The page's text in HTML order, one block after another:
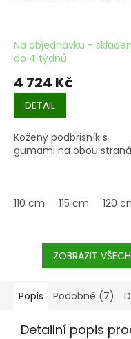
Na objednávku -
do 4 týdnů
4 724 Kč
DETAIL
Kožený podbřišník s
gumami na obou
110 cm 115 cm 120
ZOBRAZIT
Popis Podobné (7)
Detailní popis